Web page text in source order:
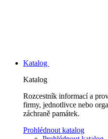
Katalog
Katalog
Rozcestník informací a
firmy, jednotlivce nebo
záchraně památek.
Prohlédnout katalog